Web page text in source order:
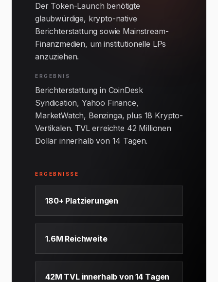
Der Token-Launch benötigte
glaubwürdige, krypto-native
Berichterstattung sowie Mainstream-
Finanzmedien, um institutionelle LPs
anzuziehen.
ERGEBNIS
Berichterstattung in CoinDesk
Syndication, Yahoo Finance,
MarketWatch, Benzinga, plus 18 Krypto-
Vertikalen. TVL erreichte 42 Millionen
Dollar innerhalb von 14 Tagen.
ERGEBNISSE
180+ Platzierungen
1.6M Reichweite
42M TVL innerhalb von 14 Tagen